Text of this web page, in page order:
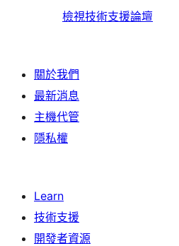
論
評
檢視技術支援論壇
關於我們
最新消息
主機代管
隱私權
Learn
技術支援
開發者資源